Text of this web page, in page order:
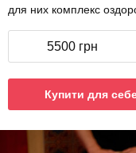
для них комплекс
5500 грн
Купити для